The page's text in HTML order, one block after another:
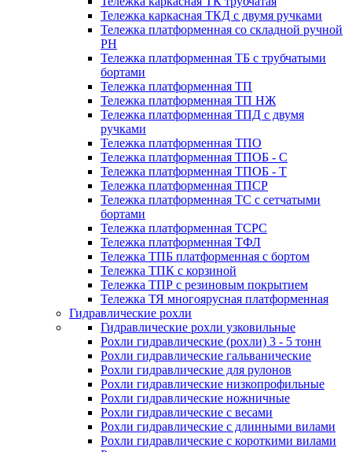
Тележка каркасная ТКД с двумя ручками
Тележка платформенная со складной ручной
PH
Тележка платформенная ТБ с трубчатыми
бортами
Тележка платформенная ТП
Тележка платформенная ТП НЖ
Тележка платформенная ТПД с двумя
ручками
Тележка платформенная ТПО
Тележка платформенная ТПОБ - С
Тележка платформенная ТПОБ - Т
Тележка платформенная ТПСР
Тележка платформенная ТС с сетчатыми
бортами
Тележка платформенная ТСРС
Тележка платформенная ТФЛ
Тележка ТПБ платформенная с бортом
Тележка ТПК с корзиной
Тележка ТПР с резиновым покрытием
Тележка ТЯ многоярусная платформенная
Гидравлические рохли
Гидравлические рохли узковильные
Рохли гидравлические (рохли) 3 - 5 тонн
Рохли гидравлические гальванические
Рохли гидравлические для рулонов
Рохли гидравлические низкопрофильные
Рохли гидравлические ножничные
Рохли гидравлические с весами
Рохли гидравлические с длинными вилами
Рохли гидравлические с короткими вилами